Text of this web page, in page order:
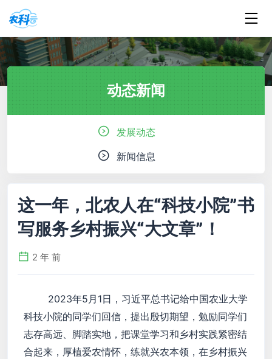
动态新闻
发展动态
新闻信息
这一年，北农人在“科技小院”书
写服务乡村振兴“大文章”！
2 年 前
2023年5月1日，习近平总书记给中国农业大学
科技小院的同学们回信，提出殷切期望，勉励同学们
志存高远、脚踏实地，把课堂学习和乡村实践紧密结
合起来，厚植爱农情怀，练就兴农本领，在乡村振兴